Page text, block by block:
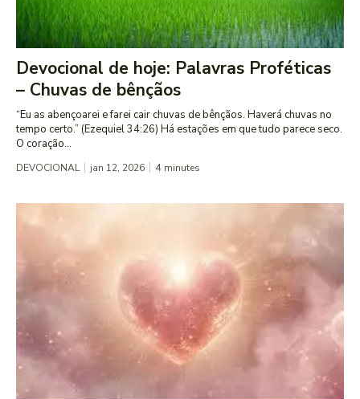
Devocional de hoje: Palavras Proféticas
– Chuvas de bênçãos
“Eu as abençoarei e farei cair chuvas de bênçãos. Haverá chuvas no
tempo certo.” (Ezequiel 34:26) Há estações em que tudo parece seco.
O coração...
DEVOCIONAL jan 12, 2026 4 minutes